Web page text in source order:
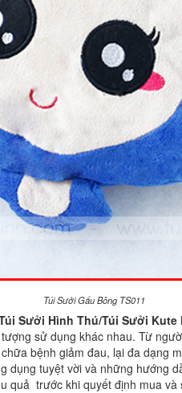
Túi Sưởi Gấu Bông TS011
Sưởi Hình Thú/Túi Sưởi Kute
sử dụng khác nhau. Từ
bệnh giảm đau, lại đa dạng
dụng tuyệt vời và những hướng
quả trước khi quyết định mua và